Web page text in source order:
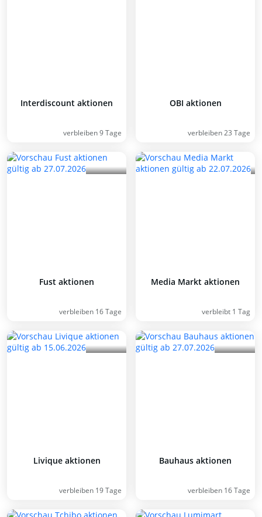
Interdiscount aktionen
verbleiben 9 Tage
OBI aktionen
verbleiben 23 Tage
Fust aktionen
verbleiben 16 Tage
Media Markt aktionen
verbleibt 1 Tag
Livique aktionen
verbleiben 19 Tage
Bauhaus aktionen
verbleiben 16 Tage